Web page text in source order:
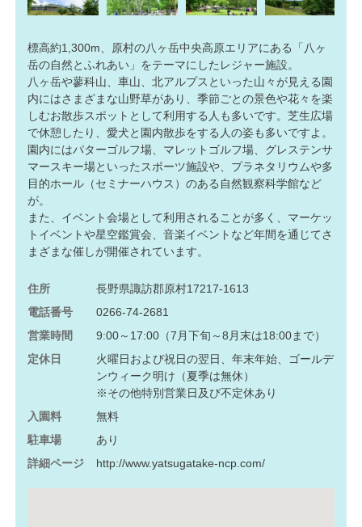
標高約1,300m、原村の八ヶ岳中央高原エリアにある「八ヶ
岳の自然とふれあい」をテーマにしたレジャー施設。
八ヶ岳や蓼科山、車山、北アルプスといった山々が見える園
内にはさまざまな山野草があり、季節ごとの景色や花々を楽
しむお散歩スポットとして利用する人も多いです。芝生広場
で休憩したり、愛犬と園内散歩をする人の姿も多いですよ。
園内にはパターゴルフ場、マレットゴルフ場、グレステンサ
マースキー場といったスポーツ施設や、プラネタリウムや多
目的ホール（セミナーハウス）のある自然観察科学館など
が。
また、イベント会場として利用されることが多く、マーケッ
トイベントや星空鑑賞会、音楽イベントなど年間を通じてさ
まざまな催しが開催されています。
住所
長野県諏訪郡原村17217-1613
電話番号
0266-74-2681
営業時間
9:00～17:00（7月下旬～8月末は18:00まで）
定休日
火曜日および祝日の翌日、年末年始、ゴールデ
ンウィーク明け（夏季は無休）
※その他特別営業日及び不定休あり
入園料
無料
駐車場
あり
詳細ページ
http://www.yatsugatake-ncp.com/